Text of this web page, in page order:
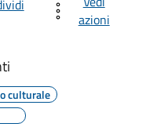
azioni
culturale